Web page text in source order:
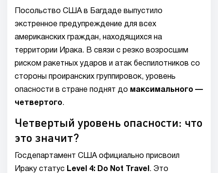
Посольство США в Багдаде выпустило
экстренное предупреждение для всех
американских граждан, находящихся на
территории Ирака. В связи с резко возросшим
риском ракетных ударов и атак беспилотников со
стороны проиранских группировок, уровень
опасности в стране поднят до максимального —
четвертого.
Четвертый уровень опасности: что
это значит?
Госдепартамент США официально присвоил
Ираку статус Level 4: Do Not Travel . Это